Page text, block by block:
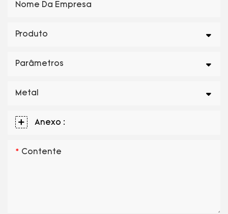
Nome Da Empresa
Produto
Parâmetros
Metal
Anexo :
Contente